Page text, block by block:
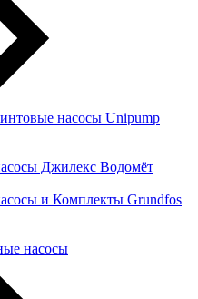
насосы Unipump
Джилекс Водомёт
и Комплекты Grundfos
насосы